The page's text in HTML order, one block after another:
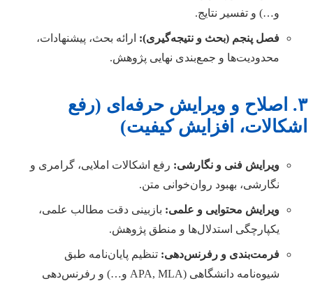
و…) و تفسیر نتایج.
فصل پنجم (بحث و نتیجه‌گیری): ارائه بحث، پیشنهادات،
محدودیت‌ها و جمع‌بندی نهایی پژوهش.
۳. اصلاح و ویرایش حرفه‌ای (رفع
اشکالات، افزایش کیفیت)
ویرایش فنی و نگارشی: رفع اشکالات املایی، گرامری و
نگارشی، بهبود روان‌خوانی متن.
ویرایش محتوایی و علمی: بازبینی دقت مطالب علمی،
یکپارچگی استدلال‌ها و منطق پژوهش.
فرمت‌بندی و رفرنس‌دهی: تنظیم پایان‌نامه طبق
شیوه‌نامه دانشگاهی (APA, MLA و…) و رفرنس‌دهی